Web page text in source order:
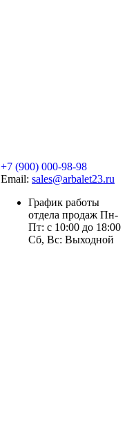
+7 (900) 000-98-98
Email: sales@arbalet23.ru
График работы
отдела продаж Пн-
Пт: с 10:00 до 18:00
Сб, Вс: Выходной